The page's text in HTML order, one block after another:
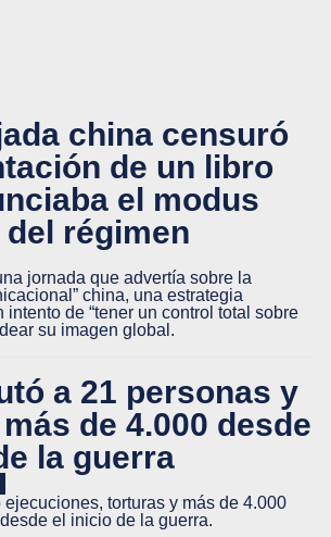
china censuró
de un libro
el modus
régimen
jornada que advertía sobre la
china, una estrategia
intento de “tener un control total sobre
su imagen global.
a 21 personas y
de 4.000 desde
la guerra
ejecuciones, torturas y más de 4.000
el inicio de la guerra.